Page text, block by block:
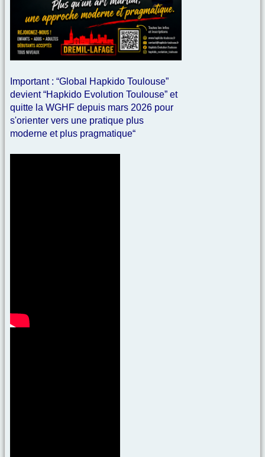
Important : “Global Hapkido Toulouse”
devient “Hapkido Evolution Toulouse” et
quitte la WGHF depuis mars 2026 pour
s'orienter vers une pratique plus
moderne et plus pragmatique“